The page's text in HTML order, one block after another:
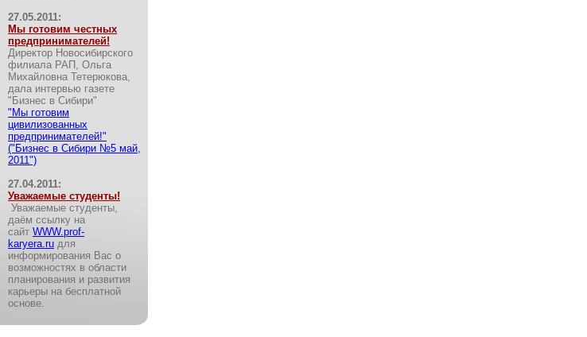
27.05.2011:
Мы готовим честных
предпринимателей!
Директор Новосибирского
филиала РАП, Ольга
Михайловна Тетерюкова,
дала интервью газете
"Бизнес в Сибири"
"Мы готовим
цивилизованных
предпринимателей!"
("Бизнес в Сибири №5 май,
2011")
27.04.2011:
Уважаемые студенты!
Уважаемые студенты,
даём ссылку на
сайт WWW.prof-
karyera.ru для
информирования Вас о
возможностях в области
планирования и развития
карьеры на бесплатной
основе.